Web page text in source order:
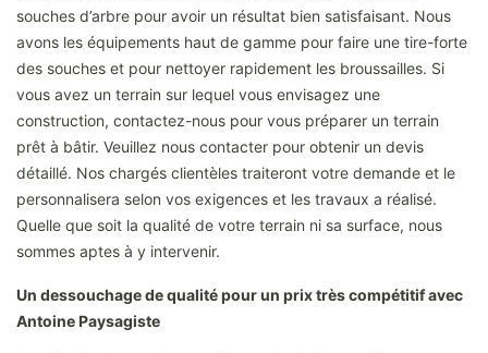
souches d’arbre pour avoir un résultat bien satisfaisant. Nous
avons les équipements haut de gamme pour faire une tire-forte
des souches et pour nettoyer rapidement les broussailles. Si
vous avez un terrain sur lequel vous envisagez une
construction, contactez-nous pour vous préparer un terrain
prêt à bâtir. Veuillez nous contacter pour obtenir un devis
détaillé. Nos chargés clientèles traiteront votre demande et le
personnalisera selon vos exigences et les travaux a réalisé.
Quelle que soit la qualité de votre terrain ni sa surface, nous
sommes aptes à y intervenir.
Un dessouchage de qualité pour un prix très compétitif avec
Antoine Paysagiste